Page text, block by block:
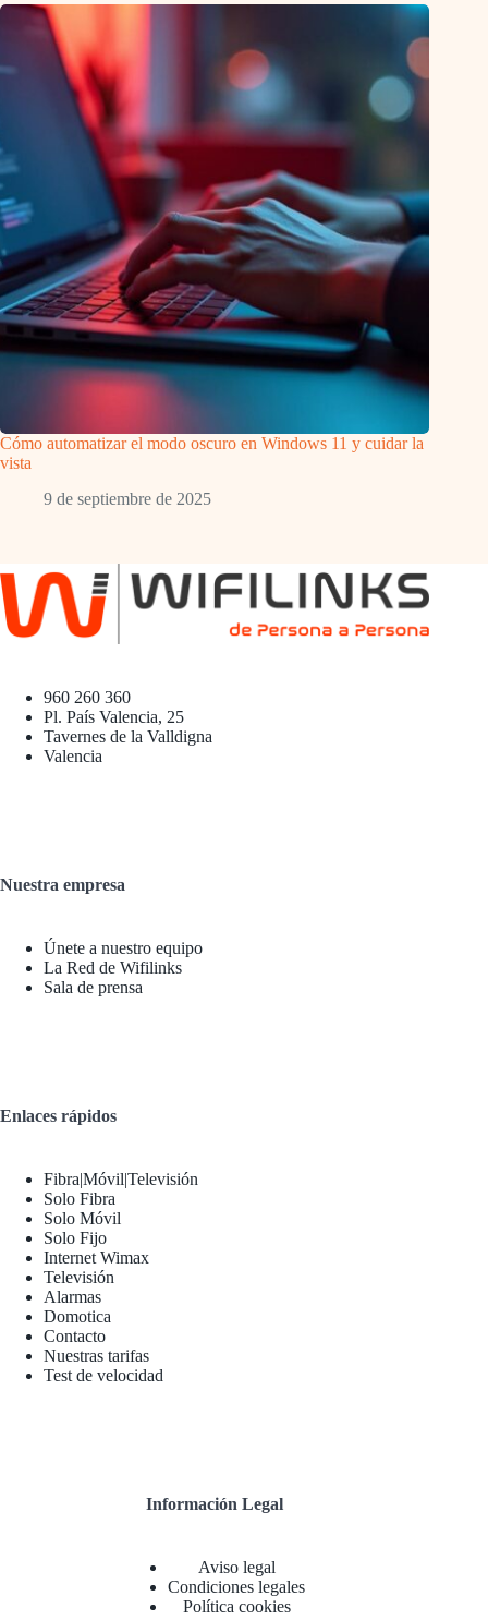
Cómo automatizar el modo oscuro en Windows 11 y cuidar la
vista
9 de septiembre de 2025
960 260 360
Pl. País Valencia, 25
Tavernes de la Valldigna
Valencia
Nuestra empresa
Únete a nuestro equipo
La Red de Wifilinks
Sala de prensa
Enlaces rápidos
Fibra|Móvil|Televisión
Solo Fibra
Solo Móvil
Solo Fijo
Internet Wimax
Televisión
Alarmas
Domotica
Contacto
Nuestras tarifas
Test de velocidad
Información Legal
Aviso legal
Condiciones legales
Política cookies